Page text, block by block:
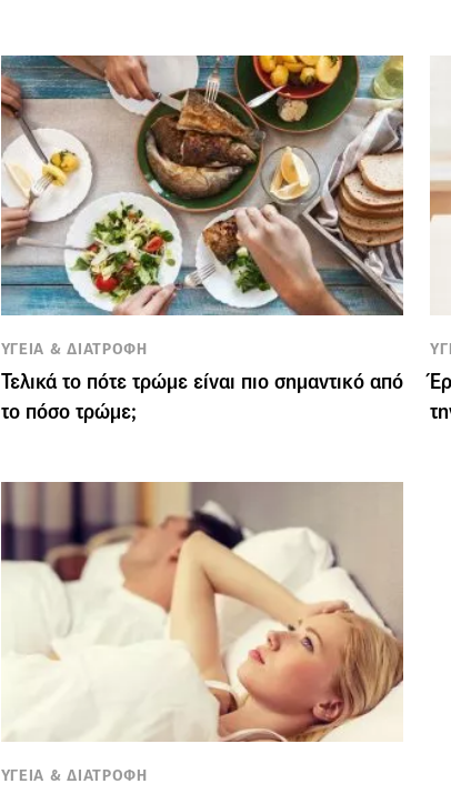
ΥΓΕΙΑ & ΔΙΑΤΡΟΦΗ
Τελικά το πότε τρώμε είναι πιο σημαντικό από
το πόσο τρώμε;
ΥΓΕΙΑ & ΔΙΑΤΡΟΦΗ